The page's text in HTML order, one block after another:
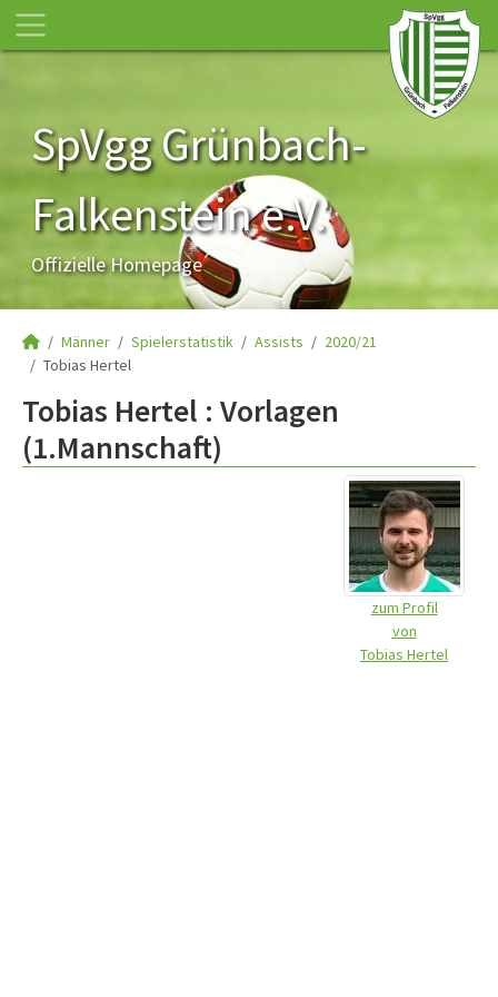
SpVgg Grünbach-
Falkenstein e.V.
Offizielle Homepage
Männer Spielerstatistik Assists
2020/21
Tobias Hertel
Tobias Hertel : Vorlagen
(1.Mannschaft)
zum Profil
von
Tobias Hertel